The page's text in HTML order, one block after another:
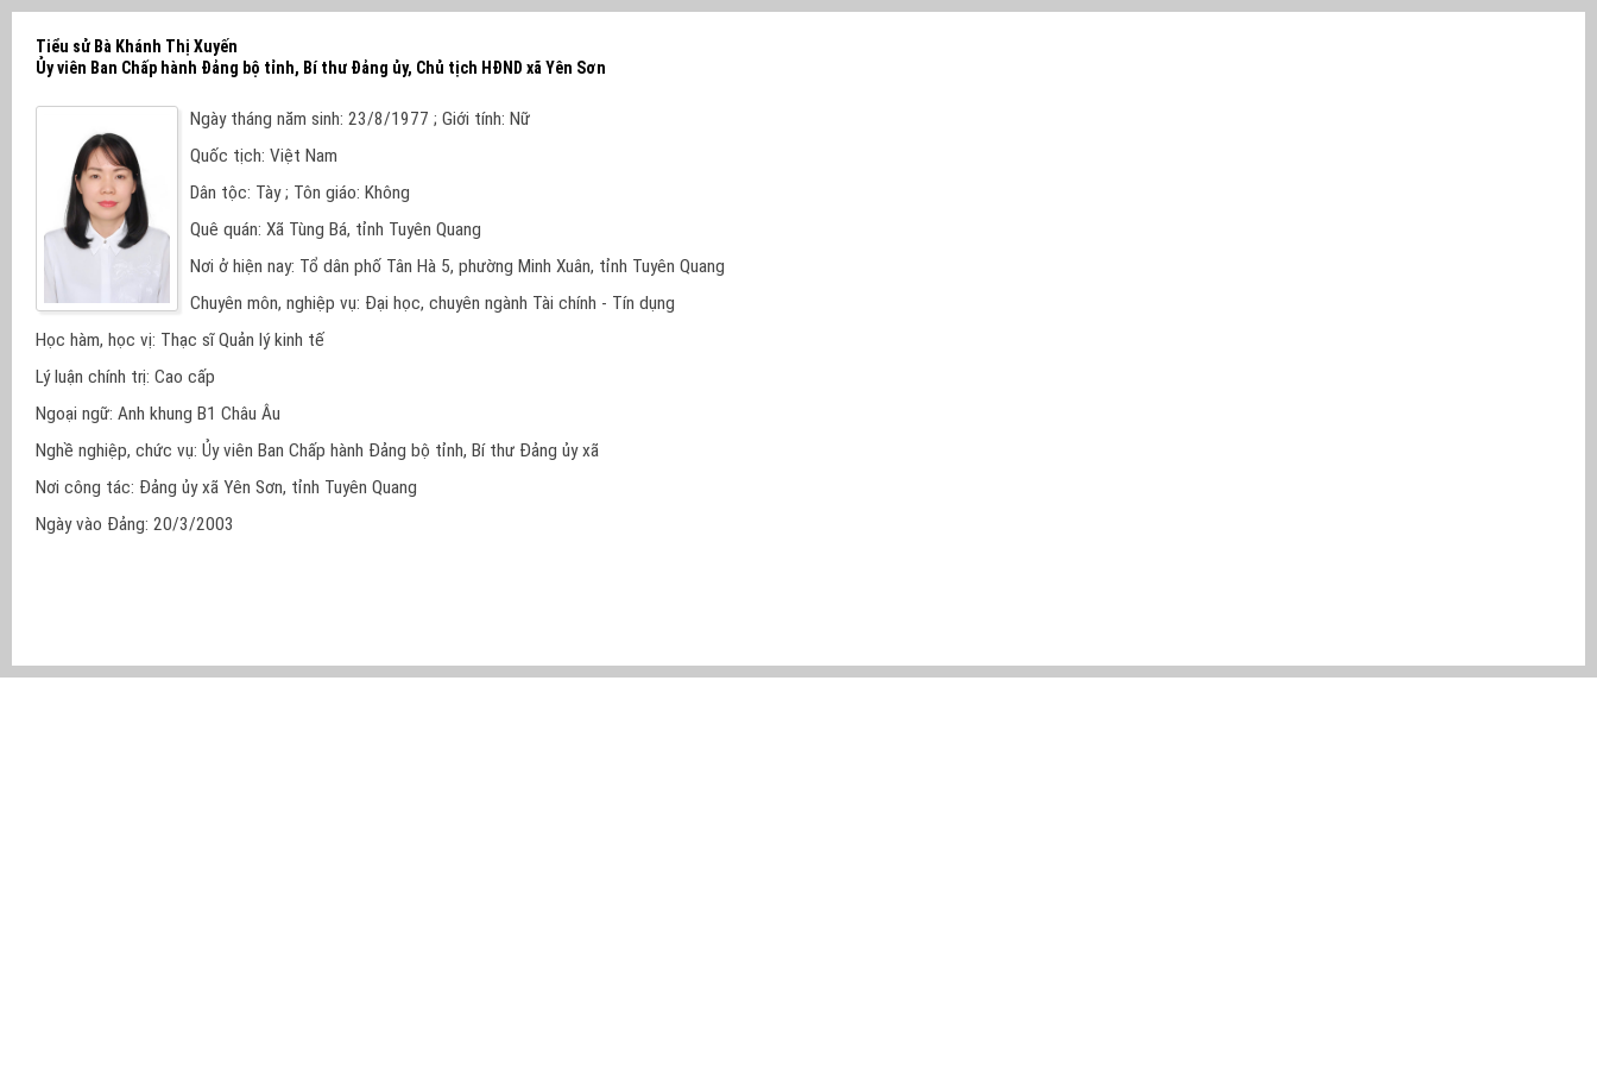
Tiểu sử Bà Khánh Thị Xuyến
Ủy viên Ban Chấp hành Đảng bộ tỉnh, Bí thư Đảng ủy, Chủ tịch HĐND xã Yên Sơn
Ngày tháng năm sinh: 23/8/1977 ; Giới tính: Nữ
Quốc tịch: Việt Nam
Dân tộc: Tày ; Tôn giáo: Không
Quê quán: Xã Tùng Bá, tỉnh Tuyên Quang
Nơi ở hiện nay: Tổ dân phố Tân Hà 5, phường Minh Xuân, tỉnh Tuyên Quang
Chuyên môn, nghiệp vụ: Đại học, chuyên ngành Tài chính - Tín dụng
Học hàm, học vị: Thạc sĩ Quản lý kinh tế
Lý luận chính trị: Cao cấp
Ngoại ngữ: Anh khung B1 Châu Âu
Nghề nghiệp, chức vụ: Ủy viên Ban Chấp hành Đảng bộ tỉnh, Bí thư Đảng ủy xã
Nơi công tác: Đảng ủy xã Yên Sơn, tỉnh Tuyên Quang
Ngày vào Đảng: 20/3/2003